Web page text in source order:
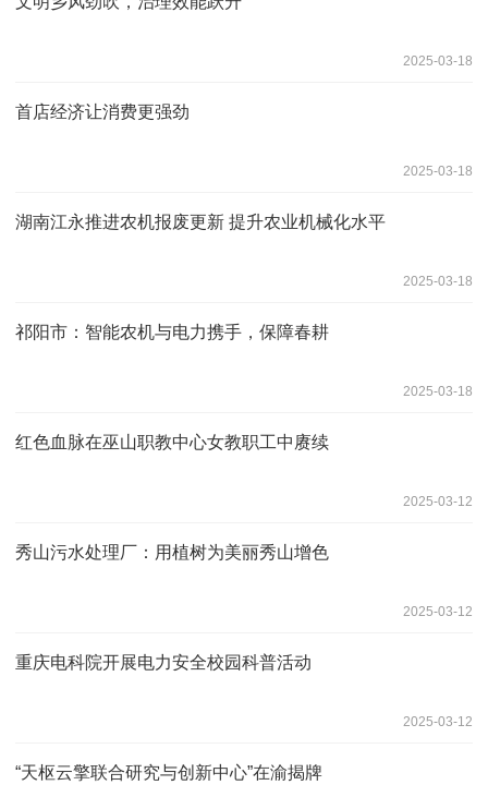
2025-03-18
首店经济让消费更强劲
2025-03-18
湖南江永推进农机报废更新 提升农业机械化水平
2025-03-18
祁阳市：智能农机与电力携手，保障春耕
2025-03-18
红色血脉在巫山职教中心女教职工中赓续
2025-03-12
秀山污水处理厂：用植树为美丽秀山增色
2025-03-12
重庆电科院开展电力安全校园科普活动
2025-03-12
“天枢云擎联合研究与创新中心”在渝揭牌